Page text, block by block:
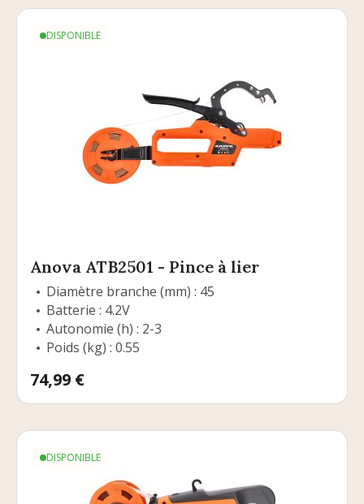
DISPONIBLE
Anova ATB2501 - Pince à lier
Diamètre branche (mm) : 45
Batterie : 4.2V
Autonomie (h) : 2-3
Poids (kg) : 0.55
Prix
74,99 €
DISPONIBLE